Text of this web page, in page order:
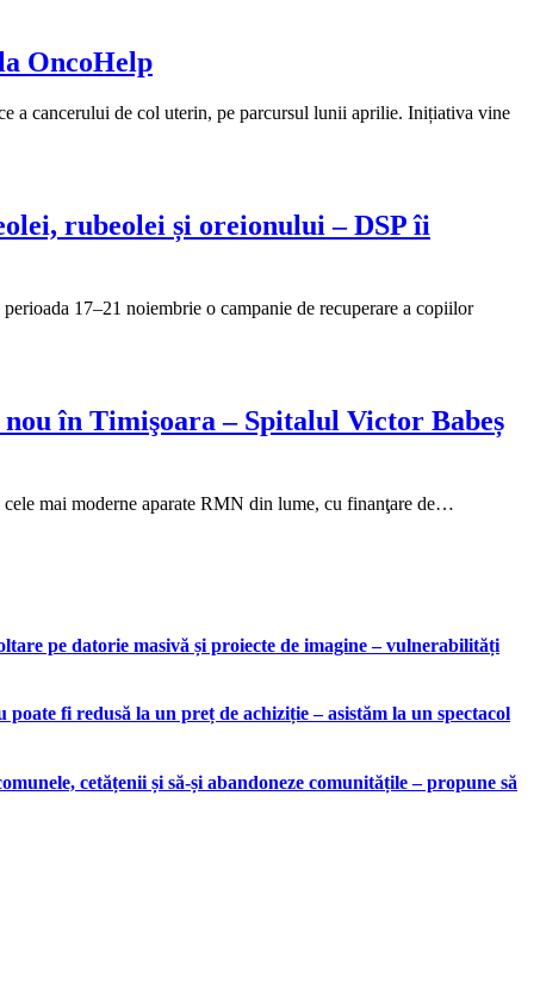
OncoHelp
a cancerului de col uterin, pe parcursul lunii aprilie. Inițiativa vine
rubeolei și oreionului – DSP îi
17–21 noiembrie o campanie de recuperare a copiilor
în Timişoara – Spitalul Victor Babeș
mai moderne aparate RMN din lume, cu finanţare de…
pe datorie masivă și proiecte de imagine – vulnerabilități
fi redusă la un preț de achiziție – asistăm la un spectacol
cetățenii și să-și abandoneze comunitățile – propune să